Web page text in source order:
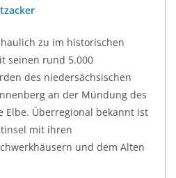
zu im historischen
seinen rund 5.000
des niedersächsischen
an der Mündung des
Elbe. Überregional bekannt ist
mit ihren
und dem Alten